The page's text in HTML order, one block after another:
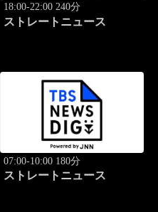
18:00-22:00 240分
ストレートニュース
07:00-10:00 180分
ストレートニュース